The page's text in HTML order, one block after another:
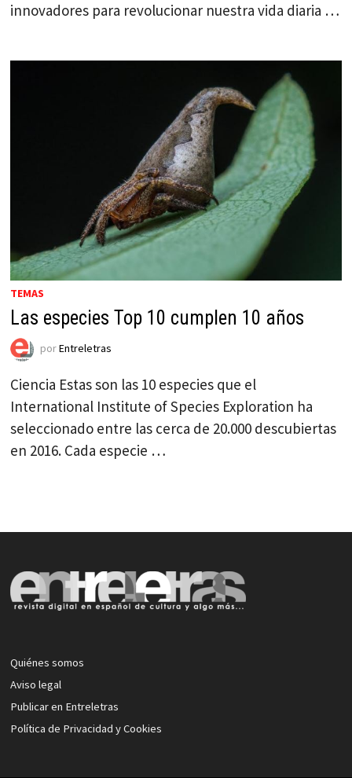
innovadores para revolucionar nuestra vida diaria …
TEMAS
Las especies Top 10 cumplen 10 años
porEntreletras
Ciencia Estas son las 10 especies que el
International Institute of Species Exploration ha
seleccionado entre las cerca de 20.000 descubiertas
en 2016. Cada especie …
Quiénes somos
Aviso legal
Publicar en Entreletras
Política de Privacidad y Cookies